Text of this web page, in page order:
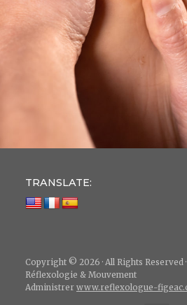
TRANSLATE:
Copyright © 2026 · All Rights Reserved
Réflexologie & Mouvement
Administrer www.reflexologue-